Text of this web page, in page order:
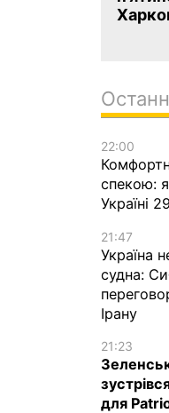
22:00
спекою:
Україні
21:47
Україна
судна:
Ірану
21:23
для